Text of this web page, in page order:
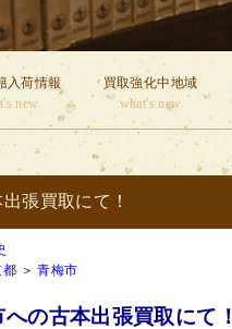
入荷情報
new
買取強化中地域
what's new
張買取にて！
都 ＞青梅市
の古本出張買取にて！